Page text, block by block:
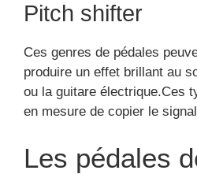
Pitch shifter
Ces genres de pédales
produire un effet brillant au
ou la guitare électrique.Ces
en mesure de copier le
Les pédales